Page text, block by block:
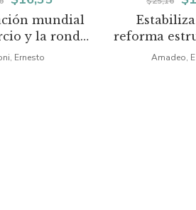
mundial
y la ronda
precio
original
precio
Ernesto
reforma
América
Amadeo,